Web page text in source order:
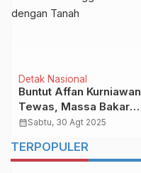
Detak Nasional
Buntut Affan Kurniawan
Tewas, Massa Bakar
Gedung DPRD
dengan Tanah
calendar_monthSabtu, 30 Agt 2025
TERPOPULER